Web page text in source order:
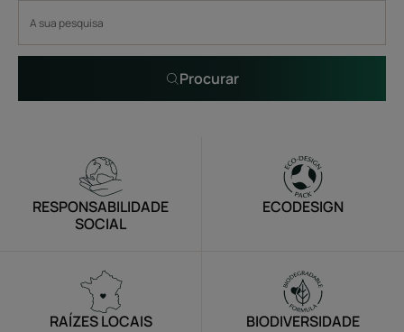
Procurar
RESPONSABILIDADE
SOCIAL
ECODESIGN
RAÍZES LOCAIS BIODIVERSIDADE